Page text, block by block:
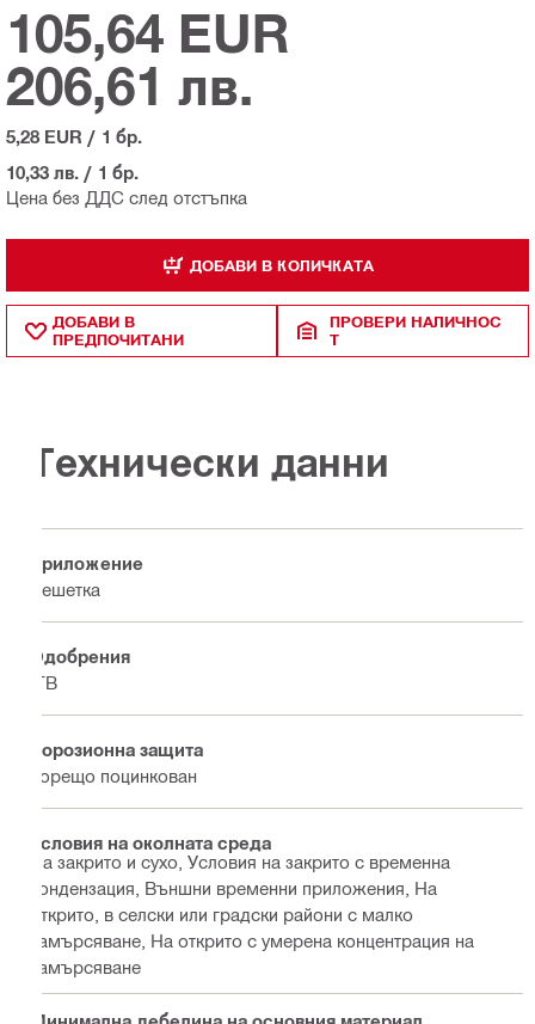
Цена без ДДС след отстъпка
105,64 EUR
206,61 лв.
5,28 EUR / 1 бр.
10,33 лв. / 1 бр.
ДОБАВИ В КОЛИЧКАТА
ДОБАВИ В
ПРЕДПОЧИТАНИ
ПРОВЕРИ НАЛИЧНОС
Т
Технически данни
Приложение
Решетка
Одобрения
ITB
Корозионна защита
Горещо поцинкован
Условия на околната среда
На закрито и сухо, Условия на закрито с временна
кондензация, Външни временни приложения, На
открито, в селски или градски райони с малко
замърсяване, На открито с умерена концентрация на
замърсяване